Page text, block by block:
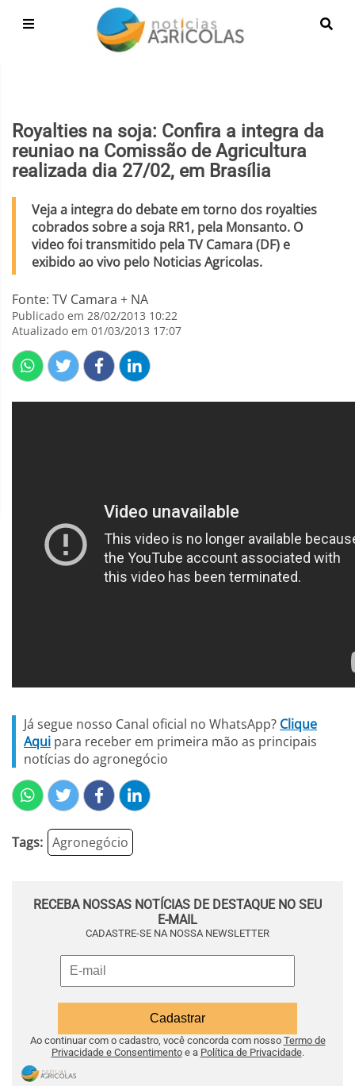
Royalties na soja: Confira a integra da
reuniao na Comissão de Agricultura
realizada dia 27/02, em Brasília
Veja a integra do debate em torno dos royalties
cobrados sobre a soja RR1, pela Monsanto. O
video foi transmitido pela TV Camara (DF) e
exibido ao vivo pelo Noticias Agricolas.
Fonte: TV Camara + NA
Publicado em 28/02/2013 10:22
Atualizado em 01/03/2013 17:07
Já segue nosso Canal oficial no WhatsApp? Clique
Aqui para receber em primeira mão as principais
notícias do agronegócio
Tags: Agronegócio
RECEBA NOSSAS NOTÍCIAS DE DESTAQUE NO SEU
E-MAIL
CADASTRE-SE NA NOSSA NEWSLETTER
Ao continuar com o cadastro, você concorda com nosso Termo de
Privacidade e Consentimentoe a Política de Privacidade.